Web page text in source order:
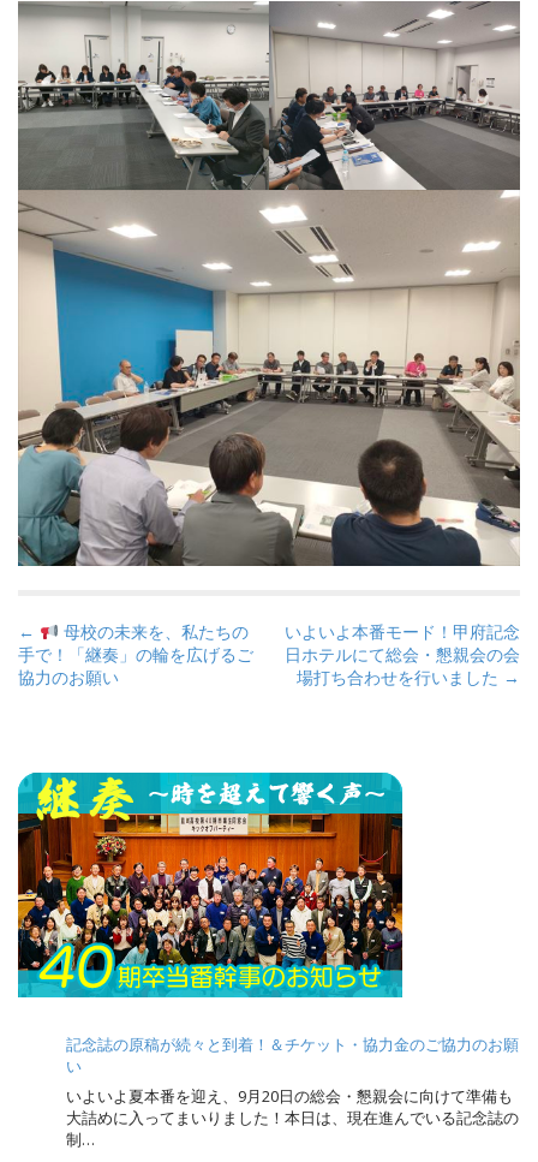
P
o
s
a
v
i
g
a
t
i
o
←
母校の未来を、私たちの
手で！「継奏」の輪を広げるご
協力のお願い
いよいよ本番モード！甲府記念
日ホテルにて総会・懇親会の会
場打ち合わせを行いました →
記念誌の原稿が続々と到着！＆チケット・協力金のご協力のお願
い
いよいよ夏本番を迎え、9月20日の総会・懇親会に向けて準備も
大詰めに入ってまいりました！本日は、現在進んでいる記念誌の
制…